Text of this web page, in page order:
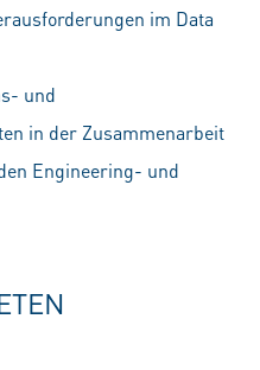
im Data
und
in der Zusammenarbeit
Engineering- und